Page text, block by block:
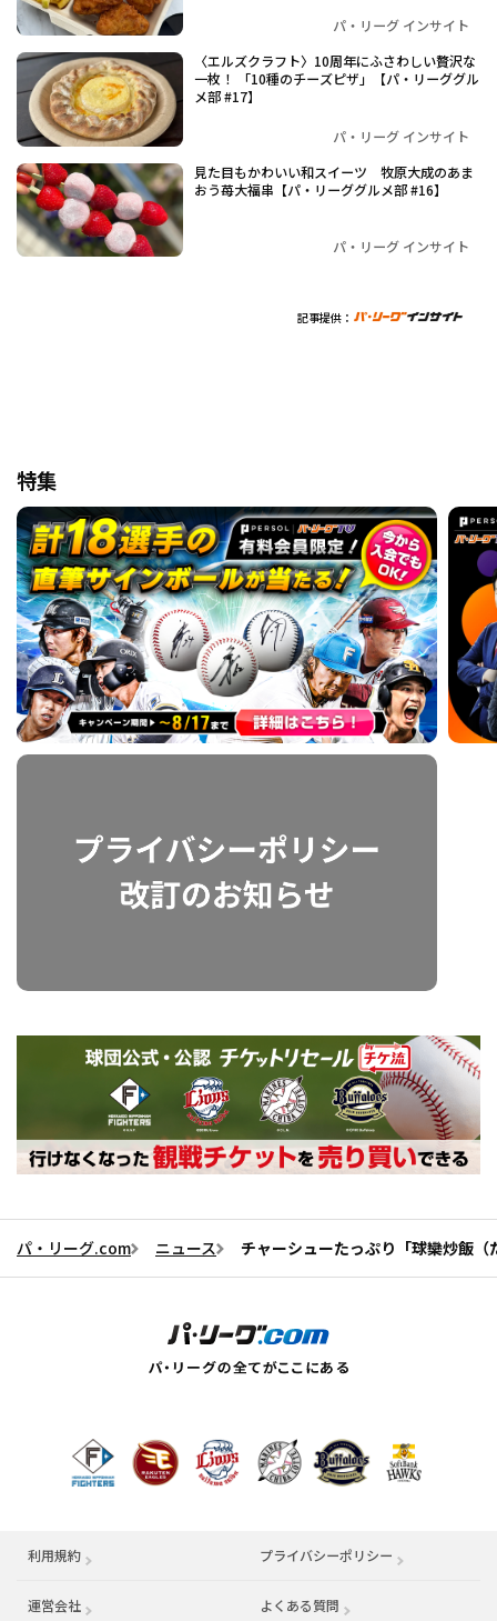
パ・リーグ インサイト
〈エルズクラフト〉10周年にふさわしい贅沢な
一枚！ 「10種のチーズピザ」【パ・リーググル
メ部 #17】
パ・リーグ インサイト
見た目もかわいい和スイーツ 牧原大成のあま
おう苺大福串【パ・リーググルメ部 #16】
パ・リーグ インサイト
記事提供：
特集
パ・リーグ.com ニュース チャーシューたっぷり「球欒炒飯
利用規約 プライバシーポリシー
運営会社 （別ウィンドウで開く） よくある質問